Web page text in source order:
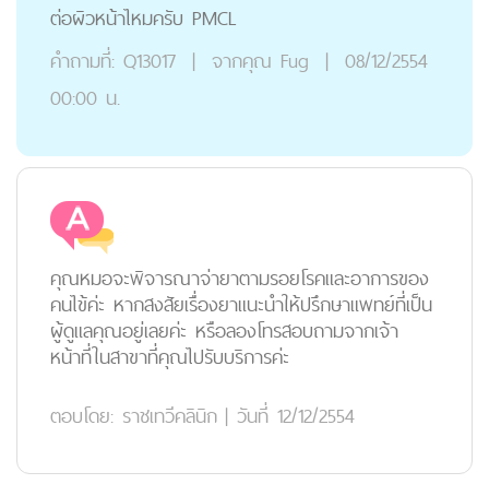
ต่อผิวหน้าไหมครับ PMCL
คำถามที่: Q13017 | จากคุณ Fug | 08/12/2554
00:00 น.
คุณหมอจะพิจารณาจ่ายาตามรอยโรคและอาการของ
คนไข้ค่ะ หากสงสัยเรื่องยาแนะนำให้ปรึกษาแพทย์ที่เป็น
ผู้ดูแลคุณอยู่เลยค่ะ หรือลองโทรสอบถามจากเจ้า
หน้าที่ในสาขาที่คุณไปรับบริการค่ะ
ตอบโดย: ราชเทวีคลินิก | วันที่ 12/12/2554